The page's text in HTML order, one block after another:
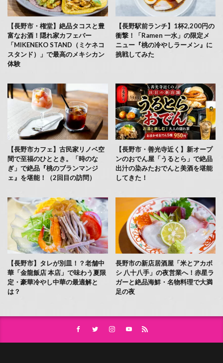
【長野市・権堂】絶品タコスと豊
富なお酒！隠れ家カフェバー
「MIKENEKO STAND（ミケネコ
スタンド）」で最高のメキシカン
体験
【長野駅前ランチ】1杯2,200円の
衝撃！「Ramen 一水」の限定メ
ニュー『桃の冷やしラーメン』に
挑戦してみた
【長野市カフェ】古民家リノベ空
間で至福のひととき。「時のな
ぎ」で絶品『桃のブランマンジ
ェ』を堪能！（2回目の訪問）
【長野市・善光寺近く】新オープ
ンのおでん屋「うるとら」で絶品
出汁の染みたおでんと美酒を堪能
してきた！
【長野市】タレが別皿！？老舗中
華「金龍飯店 本店」で味わう夏限
定・豪華冷やし中華の最適解と
は？
長野市の新店居酒屋「米とアカボ
シ 八十八手」の夜営業へ！赤星ラ
ガーと絶品海鮮・名物料理で大満
足の夜